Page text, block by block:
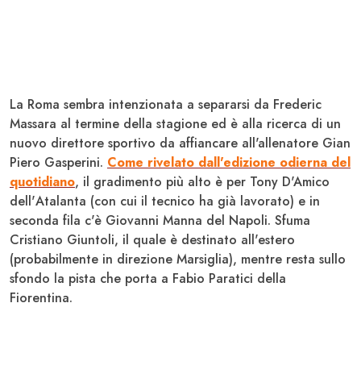
La Roma sembra intenzionata a separarsi da Frederic
Massara al termine della stagione ed è alla ricerca di un
nuovo direttore sportivo da affiancare all'allenatore Gian
Piero Gasperini. Come rivelato dall'edizione odierna del
quotidiano, il gradimento più alto è per Tony D'Amico
dell'Atalanta (con cui il tecnico ha già lavorato) e in
seconda fila c'è Giovanni Manna del Napoli. Sfuma
Cristiano Giuntoli, il quale è destinato all'estero
(probabilmente in direzione Marsiglia), mentre resta sullo
sfondo la pista che porta a Fabio Paratici della
Fiorentina.